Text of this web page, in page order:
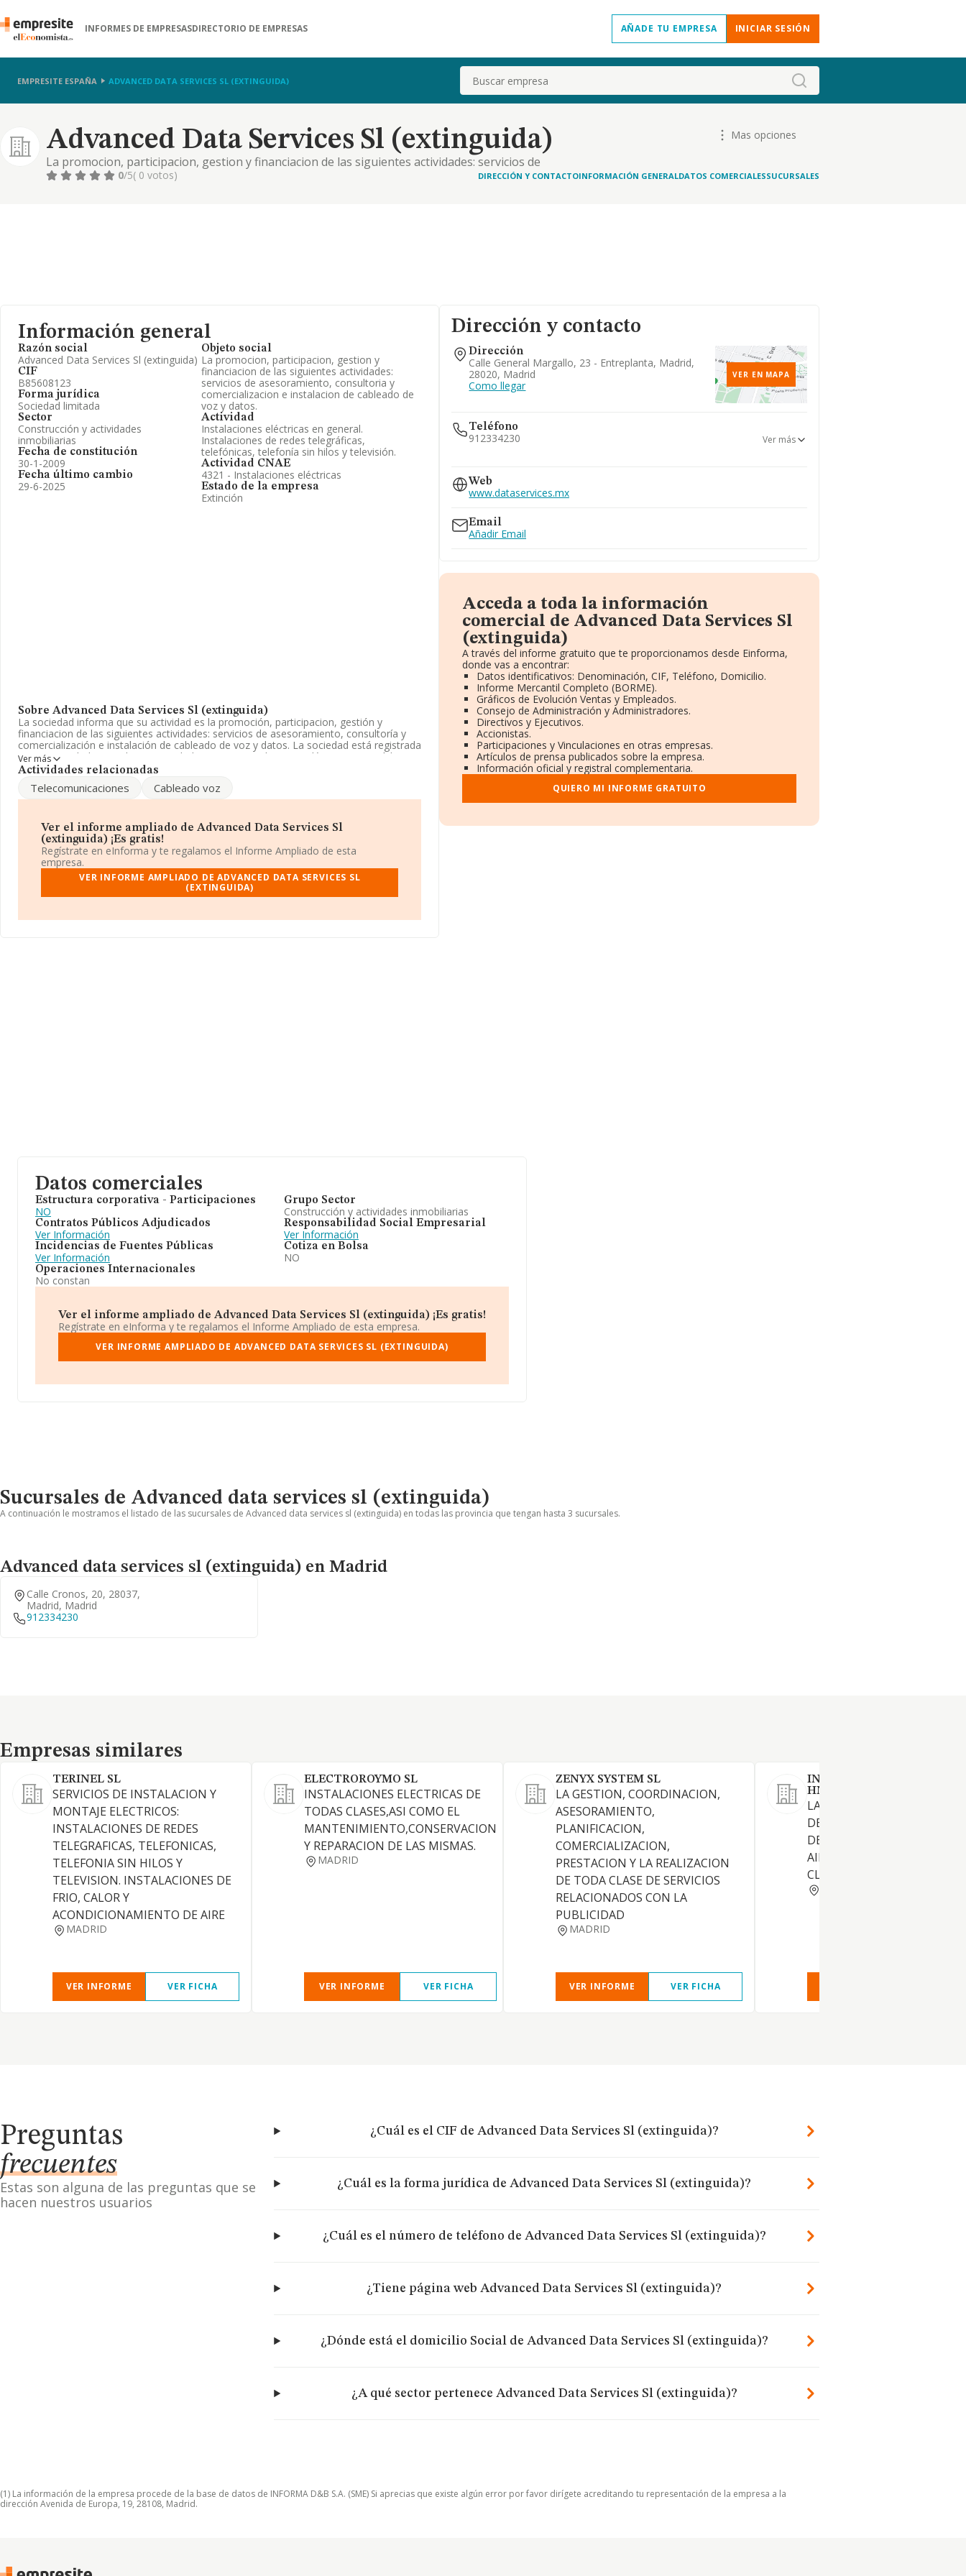
INFORMES DE EMPRESASDIRECTORIO DE EMPRESAS AÑADE TU EMPRESA INICIAR SESIÓN
EMPRESITE ESPAÑA ADVANCED DATA SERVICES SL (EXTINGUIDA) Buscar
Advanced Data Services Sl (extinguida)
La promocion, participacion, gestion y financiacion de las siguientes actividades: servicios de
asesoramiento, consultoria y comercializacion e instalacion de cableado de voz y datos.
Mas opciones
0/5( 0 votos) DIRECCIÓN Y CONTACTOINFORMACIÓN GENERALDATOS COMERCIALESSUCURSALES
Información general
Razón social
Advanced Data Services Sl (extinguida)
CIF
B85608123
Forma jurídica
Sociedad limitada
Sector
Construcción y actividades
inmobiliarias
Fecha de constitución
30-1-2009
Fecha último cambio
29-6-2025
Objeto social
La promocion, participacion, gestion y
financiacion de las siguientes actividades:
servicios de asesoramiento, consultoria y
comercializacion e instalacion de cableado de
voz y datos.
Actividad
Instalaciones eléctricas en general.
Instalaciones de redes telegráficas,
telefónicas, telefonía sin hilos y televisión.
Actividad CNAE
4321 - Instalaciones eléctricas
Estado de la empresa
Extinción
Sobre Advanced Data Services Sl (extinguida)
La sociedad informa que su actividad es la promoción, participacion, gestión y
financiacion de las siguientes actividades: servicios de asesoramiento, consultoría y
comercialización e instalación de cableado de voz y datos. La sociedad está registrada
como Sociedad Limitada. Su actividad CNAE es 'Instalaciones eléctricas' con código
4321. La empresa no tiene actividad en mercados exteriores.
Para más información es posible contactar a través del teléfono 912334230 y la web
eswww.dataservices.mx.
La sociedad española Advanced Data Services S.L (extinguida) , con CIF
B85608123, está situada en Calle General Margallo núm. 23 Entreplanta, (28020), en el
municipio de Madrid, Madrid.
Con los datos a disposición de INFORMA sobre 45.460 empresas pertenecientes al
sector, la facturación en el ámbito nacional alcanza los 25.317 millones de euros y se
estima que el promedio de la facturación entre todas las empresas es de 556 mil
datos INFORMA constan 7758 empresas, con ventas de hasta 9.188 millones de
Ver más
Actividades relacionadas
Telecomunicaciones Cableado voz
Ver el informe ampliado de Advanced Data Services Sl
(extinguida) ¡Es gratis!
Regístrate en eInforma y te regalamos el Informe Ampliado de esta
empresa.
VER INFORME AMPLIADO DE ADVANCED DATA SERVICES SL
(EXTINGUIDA)
Dirección y contacto
Dirección
Calle General Margallo, 23 - Entreplanta, Madrid,
28020, Madrid
Como llegar
VER EN MAPA
Teléfono
912334230 Ver más
Web
www.dataservices.mx
Email
Añadir Email
Acceda a toda la información
comercial de Advanced Data Services Sl
(extinguida)
A través del informe gratuito que te proporcionamos desde Einforma,
donde vas a encontrar:
Datos identificativos: Denominación, CIF, Teléfono, Domicilio.
Informe Mercantil Completo (BORME).
Gráficos de Evolución Ventas y Empleados.
Consejo de Administración y Administradores.
Directivos y Ejecutivos.
Accionistas.
Participaciones y Vinculaciones en otras empresas.
Artículos de prensa publicados sobre la empresa.
Información oficial y registral complementaria.
QUIERO MI INFORME GRATUITO
Datos comerciales
Estructura corporativa - Participaciones
NO
Contratos Públicos Adjudicados
Ver Información
Incidencias de Fuentes Públicas
Ver Información
Operaciones Internacionales
No constan
Grupo Sector
Construcción y actividades inmobiliarias
Responsabilidad Social Empresarial
Ver Información
Cotiza en Bolsa
NO
Ver el informe ampliado de Advanced Data Services Sl (extinguida) ¡Es gratis!
Regístrate en eInforma y te regalamos el Informe Ampliado de esta empresa.
VER INFORME AMPLIADO DE ADVANCED DATA SERVICES SL (EXTINGUIDA)
Sucursales de Advanced data services sl (extinguida)
A continuación le mostramos el listado de las sucursales de Advanced data services sl (extinguida) en todas las provincia que tengan hasta 3 sucursales.
Advanced data services sl (extinguida) en Madrid
Calle Cronos, 20, 28037,
Madrid, Madrid
912334230
Empresas similares
Empresas similares
TERINEL SL
SERVICIOS DE INSTALACION Y
MONTAJE ELECTRICOS:
INSTALACIONES DE REDES
TELEGRAFICAS, TELEFONICAS,
TELEFONIA SIN HILOS Y
TELEVISION. INSTALACIONES DE
FRIO, CALOR Y
ACONDICIONAMIENTO DE AIRE
MADRID
VER INFORME VER FICHA
ELECTROROYMO SL
INSTALACIONES ELECTRICAS DE
TODAS CLASES,ASI COMO EL
MANTENIMIENTO,CONSERVACION
Y REPARACION DE LAS MISMAS.
MADRID
VER INFORME VER FICHA
ZENYX SYSTEM SL
LA GESTION, COORDINACION,
ASESORAMIENTO,
PLANIFICACION,
COMERCIALIZACION,
PRESTACION Y LA REALIZACION
DE TODA CLASE DE SERVICIOS
RELACIONADOS CON LA
PUBLICIDAD
MADRID
VER INFORME VER FICHA
INSTALACIONES
HNOS PEREZ MONTERO SL
LA REALIZACION DE TODO
DE INSTALACIONES
DE TELECOMUNICACIONES
AIRE ACONDICIONADO Y
CLIMATIZACION
Preguntas
frecuentes
Estas son alguna de las preguntas que se
hacen nuestros usuarios
¿Cuál es el CIF de Advanced Data Services Sl (extinguida)?
¿Cuál es la forma jurídica de Advanced Data Services Sl (extinguida)?
¿Cuál es el número de teléfono de Advanced Data Services Sl (extinguida)?
¿Tiene página web Advanced Data Services Sl (extinguida)?
¿Dónde está el domicilio Social de Advanced Data Services Sl (extinguida)?
¿A qué sector pertenece Advanced Data Services Sl (extinguida)?
(1) La información de la empresa procede de la base de datos de INFORMA D&B S.A. (SME) Si aprecias que existe algún error por favor dirígete acreditando tu representación de la empresa a la
dirección Avenida de Europa, 19, 28108, Madrid.